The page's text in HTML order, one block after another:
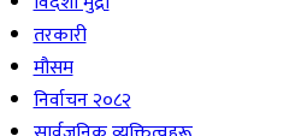
तरकारी
मौसम
निर्वाचन २०८२